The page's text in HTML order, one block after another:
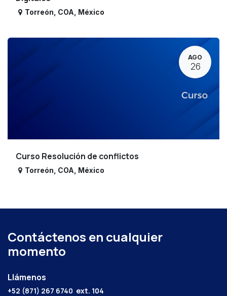
Torreón COA México
AGO
26
Curso Resolución de conflictos
Torreón COA México
Contáctenos en cualquier
momento
Llámenos
+52 (871) 267 6740 ext. 104